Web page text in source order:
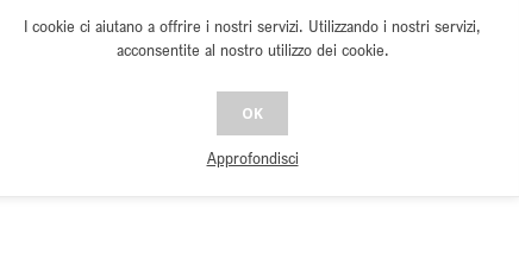
I cookie ci aiutano a offrire i nostri servizi. Utilizzando i nostri servizi,
acconsentite al nostro utilizzo dei cookie.
OK
Approfondisci